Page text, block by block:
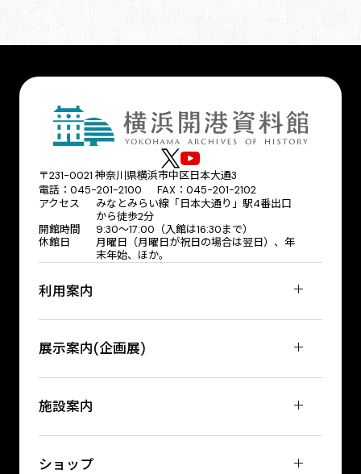
〒231-0021 神奈川県横浜市中区日本大通3
電話：045-201-2100 FAX：045-201-2102
アクセス
みなとみらい線「日本大通り」駅4番出口
から徒歩2分
開館時間
9:30〜17:00（入館は16:30まで）
休館日
月曜日（月曜日が祝日の場合は翌日）、年
末年始、ほか。
利用案内
展示案内(企画展)
施設案内
ショップ